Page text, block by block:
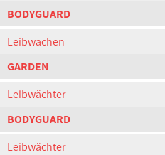
BODYGUARD
Leibwachen
GARDEN
Leibwächter
BODYGUARD
Leibwächter